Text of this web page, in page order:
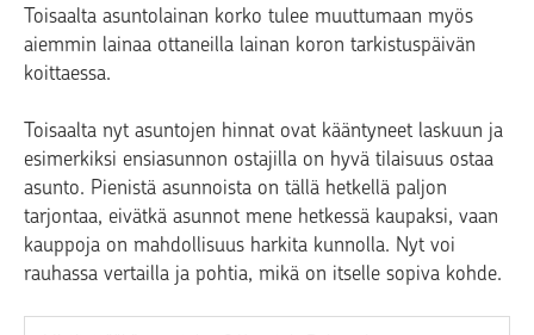
Toisaalta asuntolainan korko tulee muuttumaan myös
aiemmin lainaa ottaneilla lainan koron tarkistuspäivän
koittaessa.
Toisaalta nyt asuntojen hinnat ovat kääntyneet laskuun ja
esimerkiksi ensiasunnon ostajilla on hyvä tilaisuus ostaa
asunto. Pienistä asunnoista on tällä hetkellä paljon
tarjontaa, eivätkä asunnot mene hetkessä kaupaksi, vaan
kauppoja on mahdollisuus harkita kunnolla. Nyt voi
rauhassa vertailla ja pohtia, mikä on itselle sopiva kohde.